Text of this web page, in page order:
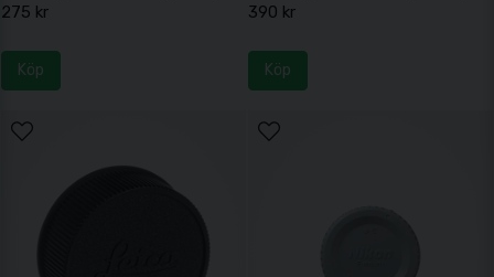
275 kr
Köp
390 kr
Köp